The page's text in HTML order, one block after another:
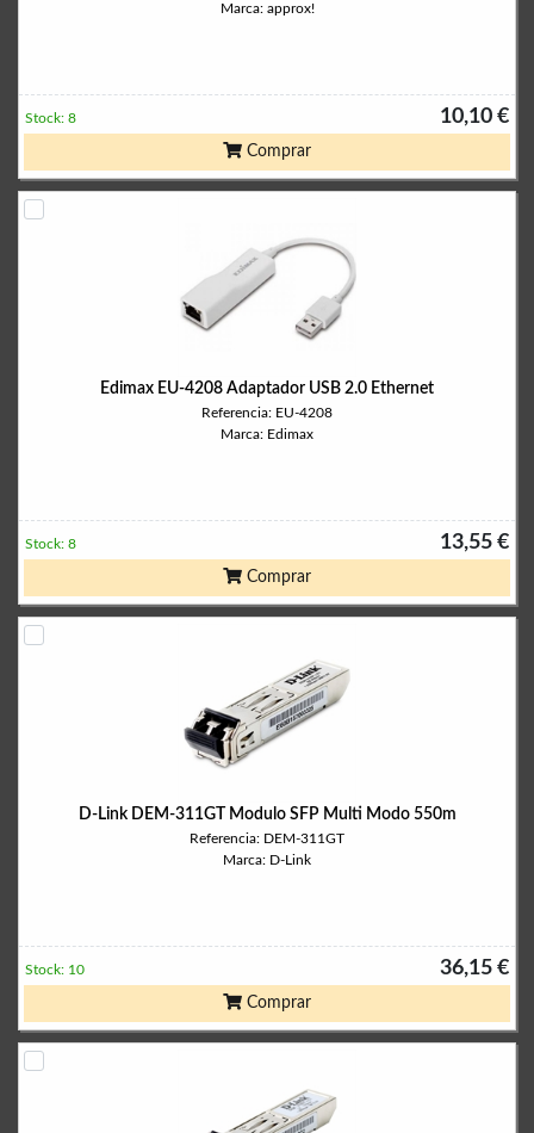
Marca: approx!
10,10 €
Stock: 8
Comprar
Edimax EU-4208 Adaptador USB 2.0 Ethernet
Referencia: EU-4208
Marca: Edimax
13,55 €
Stock: 8
Comprar
D-Link DEM-311GT Modulo SFP Multi Modo 550m
Referencia: DEM-311GT
Marca: D-Link
36,15 €
Stock: 10
Comprar